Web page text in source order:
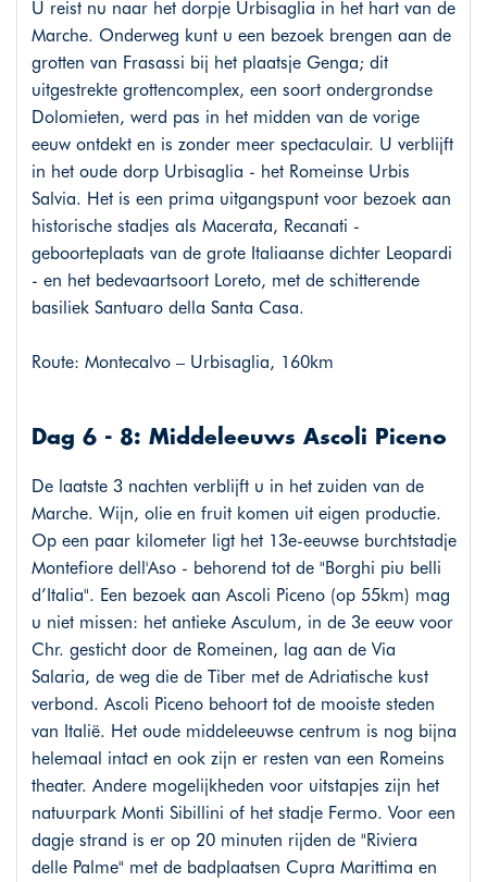
U reist nu naar het dorpje Urbisaglia in het hart van de
Marche. Onderweg kunt u een bezoek brengen aan de
grotten van Frasassi bij het plaatsje Genga; dit
uitgestrekte grottencomplex, een soort ondergrondse
Dolomieten, werd pas in het midden van de vorige
eeuw ontdekt en is zonder meer spectaculair. U verblijft
in het oude dorp Urbisaglia - het Romeinse Urbis
Salvia. Het is een prima uitgangspunt voor bezoek aan
historische stadjes als Macerata, Recanati -
geboorteplaats van de grote Italiaanse dichter Leopardi
- en het bedevaartsoort Loreto, met de schitterende
basiliek Santuaro della Santa Casa.
Route: Montecalvo – Urbisaglia, 160km
Dag 6 - 8: Middeleeuws Ascoli Piceno
De laatste 3 nachten verblijft u in het zuiden van de
Marche. Wijn, olie en fruit komen uit eigen productie.
Op een paar kilometer ligt het 13e-eeuwse burchtstadje
Montefiore dell'Aso - behorend tot de "Borghi piu belli
d’Italia". Een bezoek aan Ascoli Piceno (op 55km) mag
u niet missen: het antieke Asculum, in de 3e eeuw voor
Chr. gesticht door de Romeinen, lag aan de Via
Salaria, de weg die de Tiber met de Adriatische kust
verbond. Ascoli Piceno behoort tot de mooiste steden
van Italië. Het oude middeleeuwse centrum is nog bijna
helemaal intact en ook zijn er resten van een Romeins
theater. Andere mogelijkheden voor uitstapjes zijn het
natuurpark Monti Sibillini of het stadje Fermo. Voor een
dagje strand is er op 20 minuten rijden de "Riviera
delle Palme" met de badplaatsen Cupra Marittima en